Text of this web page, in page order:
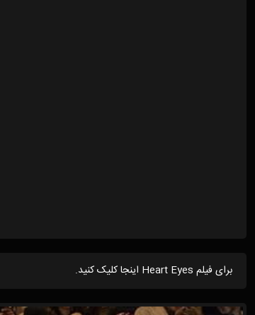
برای فیلم Heart Eyes اینجا کلیک کنید.